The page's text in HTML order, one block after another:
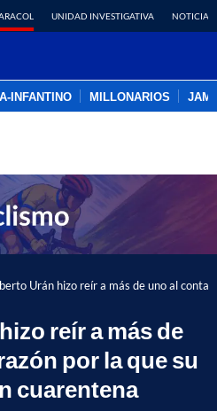
UNIDAD INVESTIGATIVA NOTICIAS
INFANTINO MILLONARIOS
Urán hizo reír a más de uno al
reír a más de
por la que su
cuarentena